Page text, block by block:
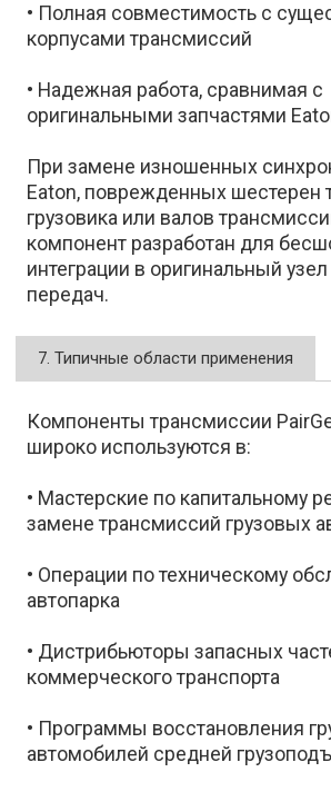
• Полная совместимость с
корпусами трансмиссий
• Надежная работа, сравнимая с
оригинальными запчастями
При замене изношенных
Eaton, поврежденных шестерен
грузовика или валов
компонент разработан для
интеграции в оригинальный
передач.
7. Типичные области применения
Компоненты трансмиссии
широко используются в:
• Мастерские по капитальному
замене трансмиссий грузовых
• Операции по техническому
автопарка
• Дистрибьюторы запасных
коммерческого транспорта
• Программы восстановления
автомобилей средней